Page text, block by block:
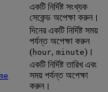
একটি নির্দিষ্ট সংখ্যক
সেকেন্ড অপেক্ষা করুন।
দিনের একটি নির্দিষ্ট সময়
পর্যন্ত অপেক্ষা করুন
(hour, minute)।
একটি নির্দিষ্ট তারিখ এবং
সময় পর্যন্ত অপেক্ষা
করুন।